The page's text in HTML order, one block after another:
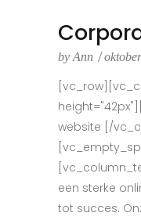
by Ann
website [/
een sterke
tot succes.